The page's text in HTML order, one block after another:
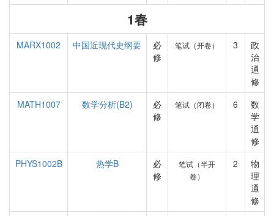
1春
MARX1002 中国近现代史纲要
必
修
笔试（开卷） 3
政
治
通
修
MATH1007
数学分析(B2)
必
修
笔试（闭卷） 6
数
学
通
修
PHYS1002B
热学B
必
修
笔试（半开
卷）
2
物
理
通
修